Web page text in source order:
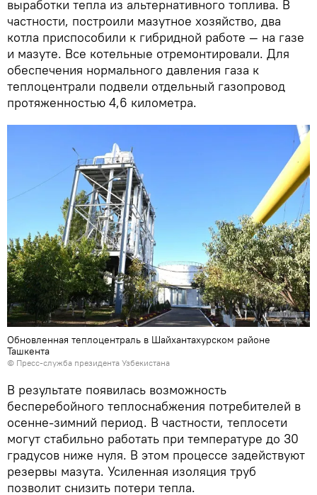
выработки тепла из альтернативного топлива. В
частности, построили мазутное хозяйство, два
котла приспособили к гибридной работе — на газе
и мазуте. Все котельные отремонтировали. Для
обеспечения нормального давления газа к
теплоцентрали подвели отдельный газопровод
протяженностью 4,6 километра.
Обновленная теплоцентраль в Шайхантахурском районе
Ташкента
© Пресс-служба президента Узбекистана
В результате появилась возможность
бесперебойного теплоснабжения потребителей в
осенне-зимний период. В частности, теплосети
могут стабильно работать при температуре до 30
градусов ниже нуля. В этом процессе задействуют
резервы мазута. Усиленная изоляция труб
позволит снизить потери тепла.